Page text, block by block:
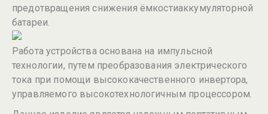
предотвращения снижения ёмкостиаккумуляторной
батареи.
Работа устройства основана на импульсной
технологии, путем преобразования электрического
тока при помощи высококачественного инвертора,
управляемого высокотехнологичным процессором.